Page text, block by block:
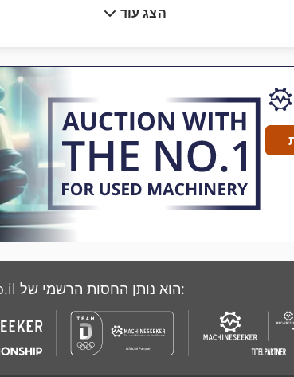
Henning
הצג עוד
Machineseeker.co.il הוא נותן החסות הרשמי של: